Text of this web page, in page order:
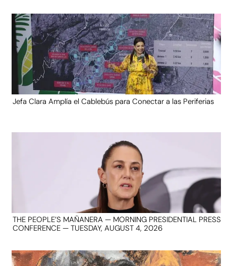
Jefa Clara Amplía el Cablebús para Conectar a las Periferias
THE PEOPLE’S MAÑANERA — MORNING PRESIDENTIAL PRESS
CONFERENCE — TUESDAY, AUGUST 4, 2026